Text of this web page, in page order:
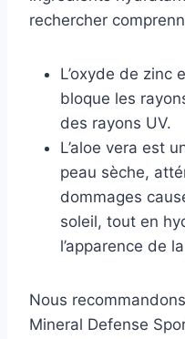
rechercher
L’oxyde de zinc
bloque les
des rayons UV.
L’aloe vera est
peau sèche,
dommages
soleil, tout en
l’apparence de
Nous
Mineral Defense